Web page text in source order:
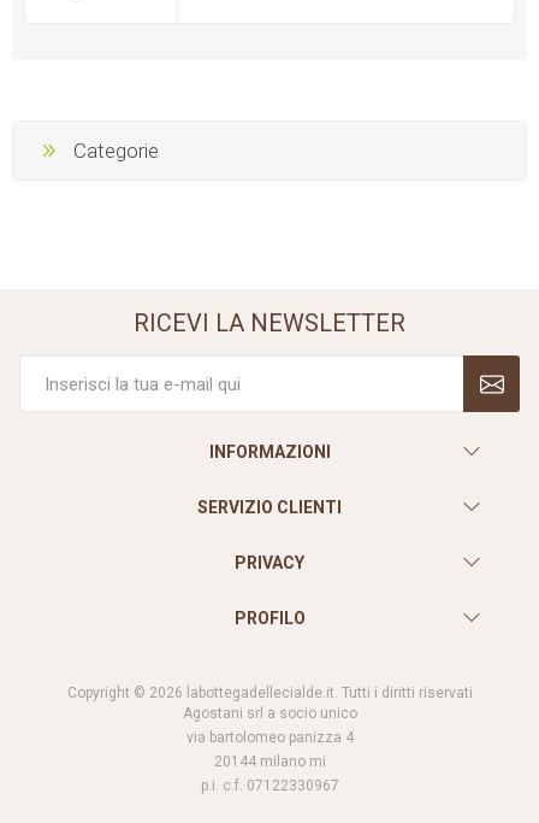
Categorie
RICEVI LA NEWSLETTER
INFORMAZIONI
SERVIZIO CLIENTI
PRIVACY
PROFILO
Copyright © 2026 labottegadellecialde.it. Tutti i diritti riservati
Agostani srl a socio unico
via bartolomeo panizza 4
20144 milano mi
p.i. c.f. 07122330967